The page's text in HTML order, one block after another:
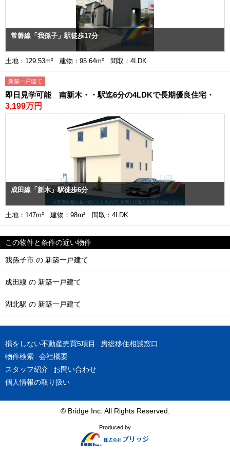
常磐線「我孫子」駅徒歩17分
土地：129.53m² 建物：95.64m² 間取：4LDK
新築一戸建て
即日見学可能 南新木・・駅迄6分の4LDKで長期優良住宅・
3,199万円
成田線「新木」駅徒歩6分
土地：147m² 建物：98m² 間取：4LDK
この物件と条件の近い物件
我孫子市 の 新築一戸建て
成田線 の 新築一戸建て
湖北駅 の 新築一戸建て
損をしない不動産売買5項目
房総移住相談窓口
物件検索
会社概要
スタッフ紹介
お問い合わせ
個人情報の取り扱い
© Bridge Inc. All Rights Reserved.
Produced by